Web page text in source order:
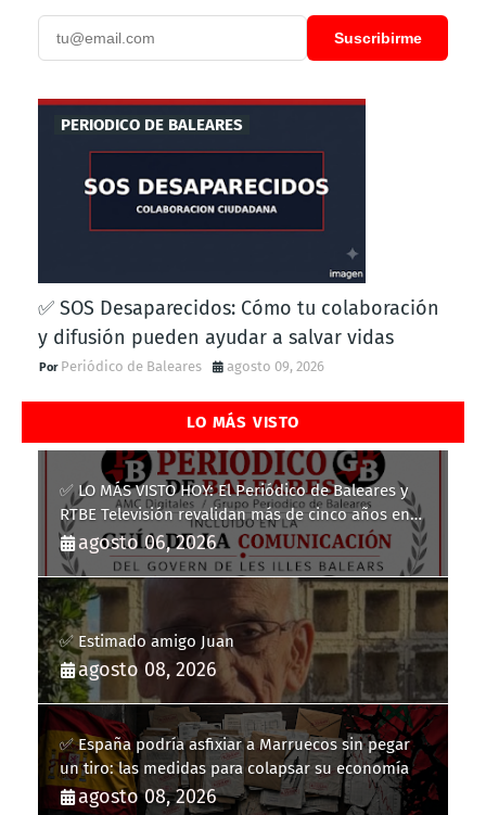
Suscribirme
PERIODICO DE BALEARES
✅ SOS Desaparecidos: Cómo tu colaboración
y difusión pueden ayudar a salvar vidas
Periódico de Baleares agosto 09, 2026
LO MÁS VISTO
✅ LO MÁS VISTO HOY: El Periódico de Baleares y
RTBE Televisión revalidan más de cinco años en
la Guía de la Comunicación del Govern de les Illes
Balears
agosto 06, 2026
✅ Estimado amigo Juan
agosto 08, 2026
✅ España podría asfixiar a Marruecos sin pegar
un tiro: las medidas para colapsar su economía
agosto 08, 2026